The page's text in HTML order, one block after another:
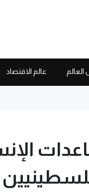
العالم عالم الاقتصاد